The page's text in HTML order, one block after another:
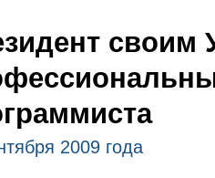
своим
2009 года